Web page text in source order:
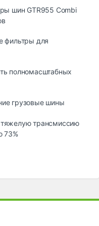
шин GTR955 Combi
фильтры для
полномасштабных
грузовые шины
тяжелую трансмиссию
73%